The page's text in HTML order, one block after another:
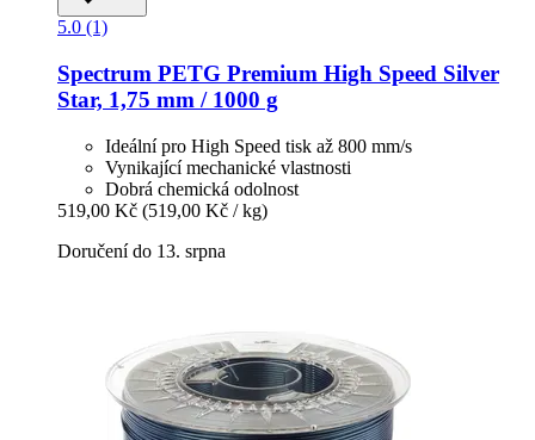
5.0 (1)
Spectrum PETG Premium High Speed Silver
Star, 1,75 mm / 1000 g
Ideální pro High Speed tisk až 800 mm/s
Vynikající mechanické vlastnosti
Dobrá chemická odolnost
519,00 Kč (519,00 Kč / kg)
Doručení do 13. srpna